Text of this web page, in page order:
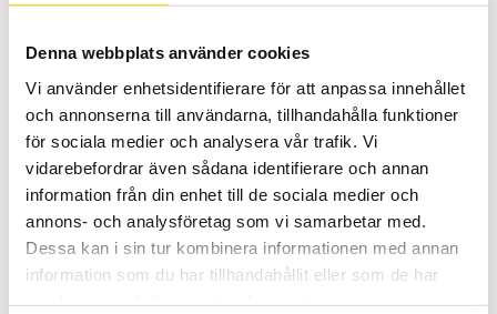
Denna webbplats använder cookies
Vi använder enhetsidentifierare för att anpassa innehållet
och annonserna till användarna, tillhandahålla funktioner
för sociala medier och analysera vår trafik. Vi
vidarebefordrar även sådana identifierare och annan
information från din enhet till de sociala medier och
annons- och analysföretag som vi samarbetar med.
Dessa kan i sin tur kombinera informationen med annan
information som du har tillhandahållit eller som de har
1,020.00 kr
till
Tillbehör till mätinstrument, MultiFix & Magnetfix